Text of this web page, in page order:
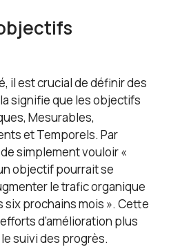
il est crucial de définir des
signifie que les objectifs
Mesurables,
et Temporels. Par
simplement vouloir «
objectif pourrait se
le trafic organique
six prochains mois ». Cette
d’amélioration plus
suivi des progrès.